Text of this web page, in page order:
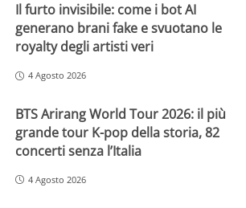
Il furto invisibile: come i bot AI
generano brani fake e svuotano le
royalty degli artisti veri
4 Agosto 2026
BTS Arirang World Tour 2026: il più
grande tour K-pop della storia, 82
concerti senza l’Italia
4 Agosto 2026